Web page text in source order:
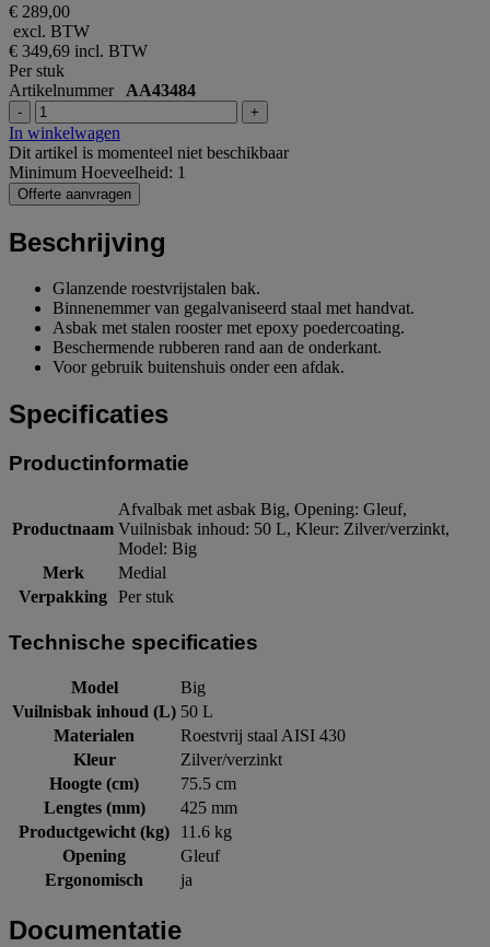
€ 289,00
excl. BTW
€ 349,69 incl. BTW
Per stuk
Artikelnummer AA43484
- +
In winkelwagen
Dit artikel is momenteel niet beschikbaar
Minimum Hoeveelheid: 1
Offerte aanvragen
Beschrijving
Glanzende roestvrijstalen bak.
Binnenemmer van gegalvaniseerd staal met handvat.
Asbak met stalen rooster met epoxy poedercoating.
Beschermende rubberen rand aan de onderkant.
Voor gebruik buitenshuis onder een afdak.
Specificaties
Productinformatie
Productnaam
Afvalbak met asbak Big, Opening: Gleuf,
Vuilnisbak inhoud: 50 L, Kleur: Zilver/verzinkt,
Model: Big
Merk
Medial
Verpakking Per stuk
Technische specificaties
Model
Big
Vuilnisbak inhoud (L) 50 L
Materialen
Roestvrij staal AISI 430
Kleur
Zilver/verzinkt
Hoogte (cm)
75.5 cm
Lengtes (mm)
425 mm
Productgewicht (kg)
11.6 kg
Opening
Gleuf
Ergonomisch
ja
Documentatie